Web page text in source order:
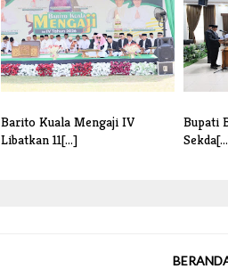
Barito Kuala Mengaji IV
Libatkan 11[...]
Bupati